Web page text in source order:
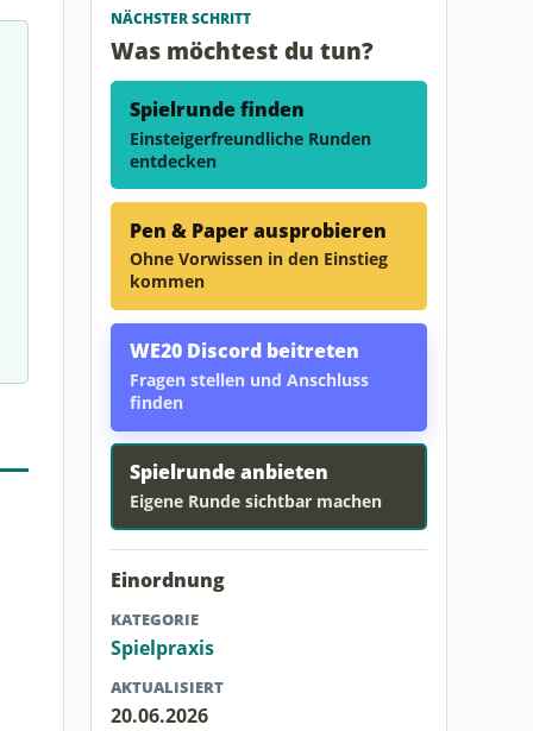
NÄCHSTER SCHRITT
Was möchtest du tun?
Spielrunde finden
Einsteigerfreundliche Runden
entdecken
Pen & Paper ausprobieren
Ohne Vorwissen in den Einstieg
kommen
WE20 Discord beitreten
Fragen stellen und Anschluss
finden
Spielrunde anbieten
Eigene Runde sichtbar machen
Einordnung
KATEGORIE
Spielpraxis
AKTUALISIERT
20.06.2026